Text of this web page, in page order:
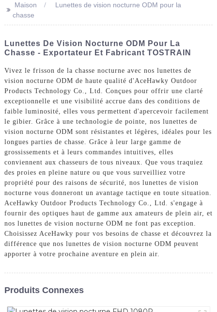
>> Maison
Lunettes de vision nocturne ODM pour la
chasse
Lunettes De Vision Nocturne ODM Pour La
Chasse - Exportateur Et Fabricant TOSTRAIN
Vivez le frisson de la chasse nocturne avec nos lunettes de
vision nocturne ODM de haute qualité d'AceHawky Outdoor
Products Technology Co., Ltd. Conçues pour offrir une clarté
exceptionnelle et une visibilité accrue dans des conditions de
faible luminosité, elles vous permettent d'apercevoir facilement
le gibier. Grâce à une technologie de pointe, nos lunettes de
vision nocturne ODM sont résistantes et légères, idéales pour les
longues parties de chasse. Grâce à leur large gamme de
grossissements et à leurs commandes intuitives, elles
conviennent aux chasseurs de tous niveaux. Que vous traquiez
des proies en pleine nature ou que vous surveilliez votre
propriété pour des raisons de sécurité, nos lunettes de vision
nocturne vous donneront un avantage tactique en toute situation.
AceHawky Outdoor Products Technology Co., Ltd. s'engage à
fournir des optiques haut de gamme aux amateurs de plein air, et
nos lunettes de vision nocturne ODM ne font pas exception.
Choisissez AceHawky pour vos besoins de chasse et découvrez la
différence que nos lunettes de vision nocturne ODM peuvent
apporter à votre prochaine aventure en plein air.
Produits Connexes